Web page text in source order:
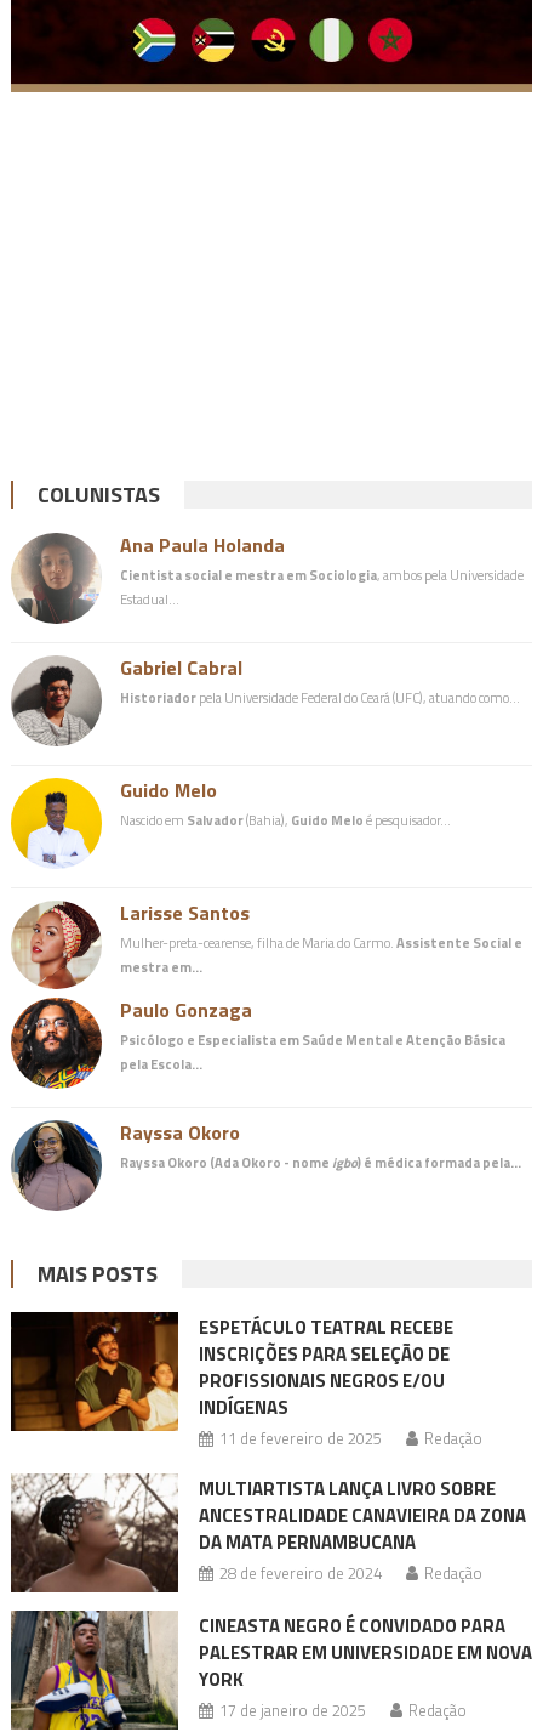
COLUNISTAS
Ana Paula Holanda
Cientista social e mestra em Sociologia, ambos pela Universidade
Estadual…
Gabriel Cabral
Historiadorpela Universidade Federal do Ceará (UFC), atuando como…
Guido Melo
Nascido em Salvador(Bahia), Guido Meloé pesquisador…
Larisse Santos
Mulher-preta-cearense, filha de Maria do Carmo.Assistente Social e
mestra em…
Paulo Gonzaga
Psicólogo e Especialista em Saúde Mental e Atenção Básica
pela Escola…
Rayssa Okoro
Rayssa Okoro (Ada Okoro - nome igbo) é médicaformada pela…
MAIS POSTS
ESPETÁCULO TEATRAL RECEBE
INSCRIÇÕES PARA SELEÇÃO DE
PROFISSIONAIS NEGROS E/OU
INDÍGENAS
11 de fevereiro de 2025 Redação
MULTIARTISTA LANÇA LIVRO SOBRE
ANCESTRALIDADE CANAVIEIRA DA ZONA
DA MATA PERNAMBUCANA
28 de fevereiro de 2024 Redação
CINEASTA NEGRO É CONVIDADO PARA
PALESTRAR EM UNIVERSIDADE EM NOVA
YORK
17 de janeiro de 2025 Redação